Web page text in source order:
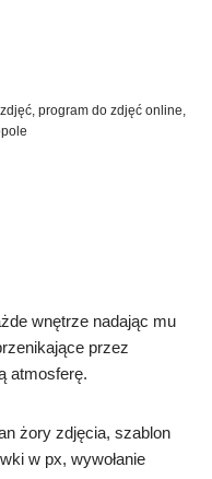
program do zdjęć online
wnętrze nadając mu
przez
atmosferę.
żory zdjęcia, szablon
w px, wywołanie